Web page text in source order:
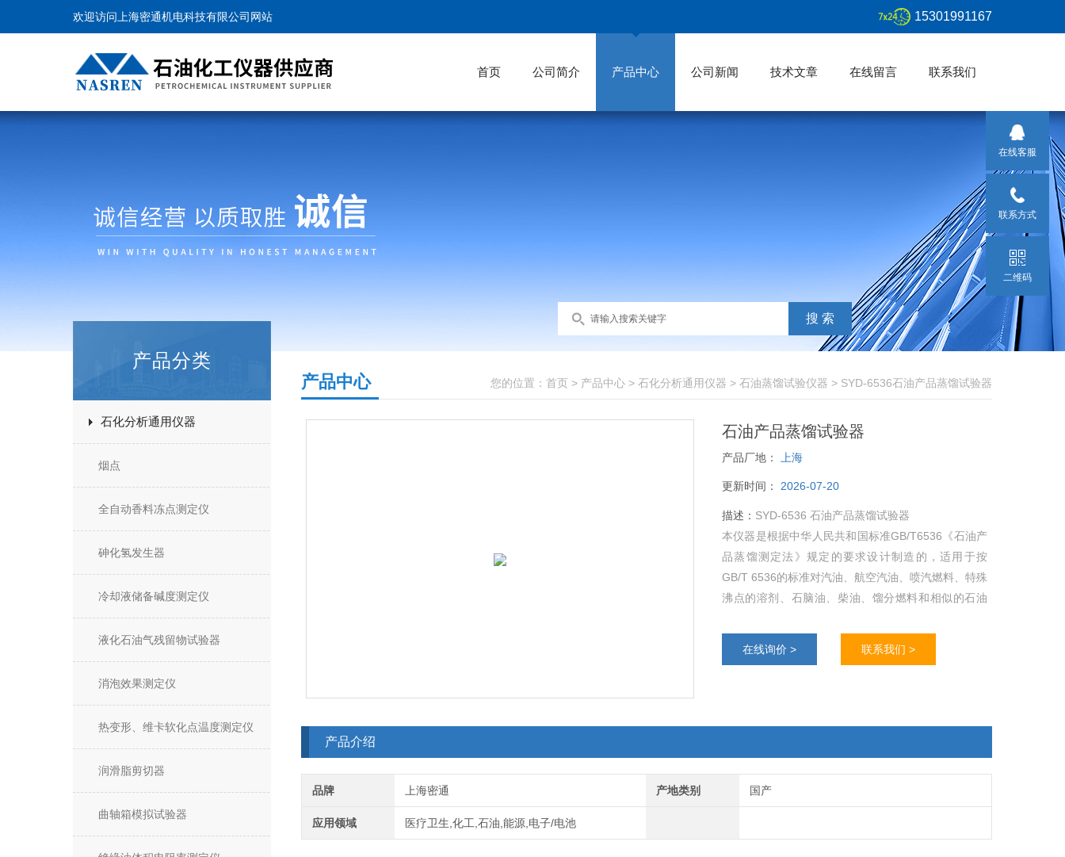
欢迎访问上海密通机电科技有限公司网站 15301991167
首页 公司简介 产品中心 公司新闻 技术文章 在线留言 联系我们
产品分类
石化分析通用仪器
烟点
全自动香料冻点测定仪
砷化氢发生器
冷却液储备碱度测定仪
液化石油气残留物试验器
消泡效果测定仪
热变形、维卡软化点温度测定仪
润滑脂剪切器
曲轴箱模拟试验器
您的位置： 首页 > 产品中心 > 石化分析通用仪器 > 石油蒸馏试验仪器 > SYD-6536石油产品蒸馏试验器
产品中心
石油产品蒸馏试验器
产品厂地： 上海
更新时间： 2026-07-20
描述： SYD-6536 石油产品蒸馏试验器
本仪器是根据中华人民共和国标准GB/T6536《石油产
品蒸馏测定法》规定的要求设计制造的，适用于按
GB/T 6536的标准对汽油、航空汽油、喷汽燃料、特殊
沸点的溶剂、石脑油、柴油、馏分燃料和相似的石油
在线询价 > 联系我们 >
产品介绍
品牌 上海密通 产地类别 国产
应用领域 医疗卫生,化工,石油,能源,电子/电池
在线客服
联系方式
二维码